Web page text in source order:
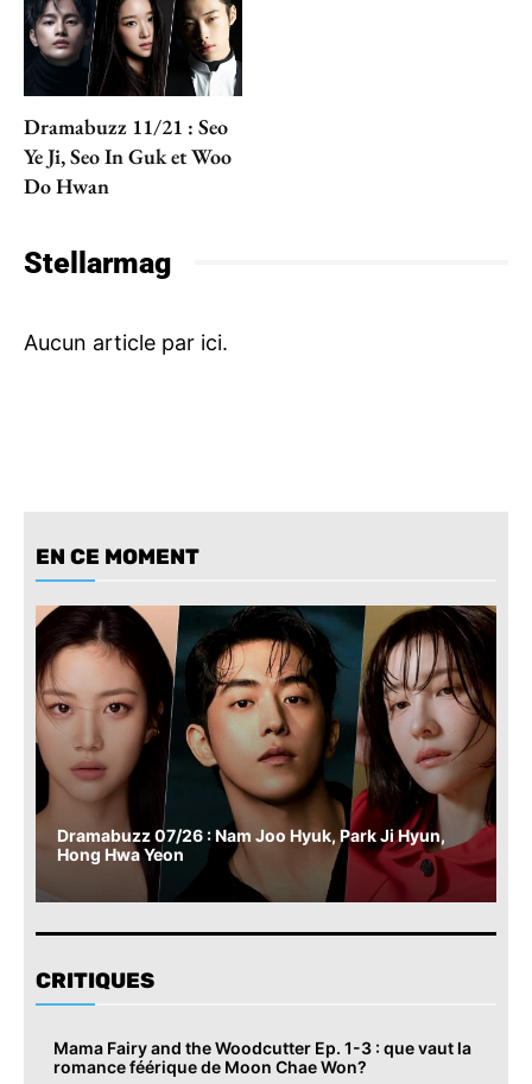
Dramabuzz 11/21 : Seo
Ye Ji, Seo In Guk et Woo
Do Hwan
Stellarmag
EN CE MOMENT
Dramabuzz 07/26 : Nam Joo Hyuk, Park Ji Hyun,
Hong Hwa Yeon
CRITIQUES
Mama Fairy and the Woodcutter Ep. 1-3 : que vaut la
romance féérique de Moon Chae Won?